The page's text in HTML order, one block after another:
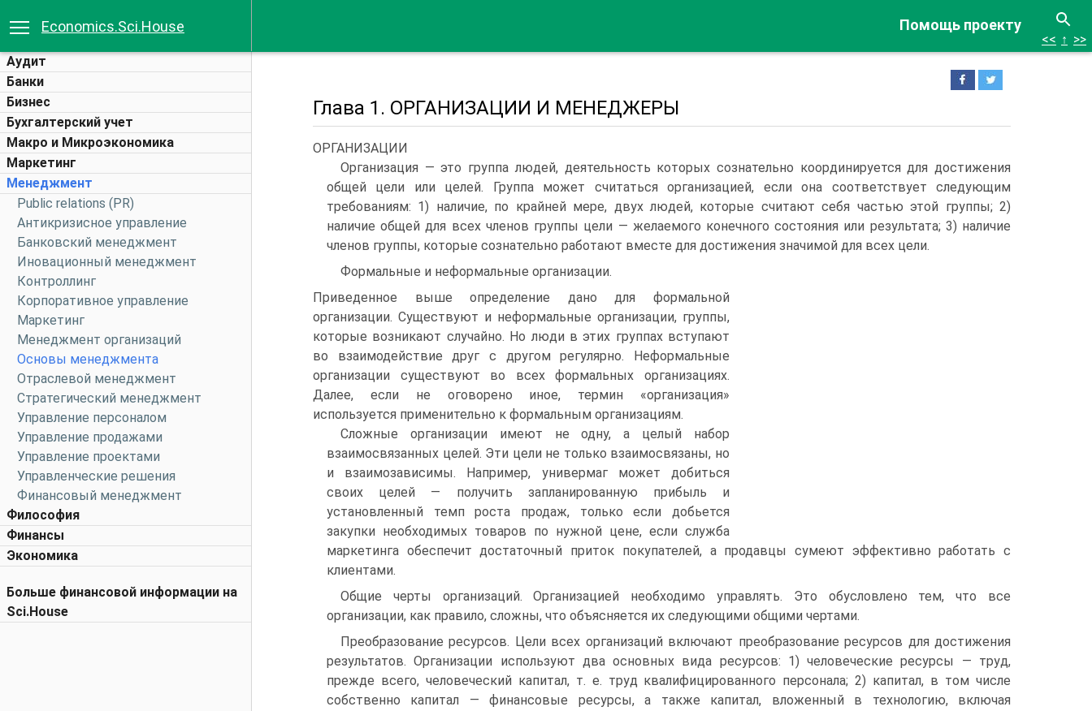
Помощь проекту
Economics.Sci.House
Аудит
Банки
Бизнес
Бухгалтерский учет
Макро и Микроэкономика
Маркетинг
Менеджмент
Public relations (PR)
Антикризисное управление
Банковский менеджмент
Иновационный менеджмент
Контроллинг
Корпоративное управление
Маркетинг
Менеджмент организаций
Основы менеджмента
Отраслевой менеджмент
Стратегический менеджмент
Управление персоналом
Управление продажами
Управление проектами
Управленческие решения
Финансовый менеджмент
Философия
Финансы
Экономика
Больше финансовой информации на
Sci.House
<< ↑ >>
Глава 1. ОРГАНИЗАЦИИ И МЕНЕДЖЕРЫ
ОРГАНИЗАЦИИ
Организация — это группа людей, деятельность которых сознательно координируется для достижения
общей цели или целей. Группа может считаться организацией, если она соответствует следующим
требованиям: 1) наличие, по крайней мере, двух людей, которые считают себя частью этой группы; 2)
наличие общей для всех членов группы цели — желаемого конечного состояния или результата; 3) наличие
членов группы, которые сознательно работают вместе для достижения значимой для всех цели.
Формальные и неформальные организации.
Приведенное выше определение дано для формальной
организации. Существуют и неформальные организации, группы,
которые возникают случайно. Но люди в этих группах вступают
во взаимодействие друг с другом регулярно. Неформальные
организации существуют во всех формальных организациях.
Далее, если не оговорено иное, термин «организация»
используется применительно к формальным организациям.
Сложные организации имеют не одну, а целый набор
взаимосвязанных целей. Эти цели не только взаимосвязаны, но
и взаимозависимы. Например, универмаг может добиться
своих целей — получить запланированную прибыль и
установленный темп роста продаж, только если добьется
закупки необходимых товаров по нужной цене, если служба
маркетинга обеспечит достаточный приток покупателей, а продавцы сумеют эффективно работать с
клиентами.
Общие черты организаций. Организацией необходимо управлять. Это обусловлено тем, что все
организации, как правило, сложны, что объясняется их следующими общими чертами.
Преобразование ресурсов. Цели всех организаций включают преобразование ресурсов для достижения
результатов. Организации используют два основных вида ресурсов: 1) человеческие ресурсы — труд,
прежде всего, человеческий капитал, т. е. труд квалифицированного персонала; 2) капитал, в том числе
собственно капитал — финансовые ресурсы, а также капитал, вложенный в технологию, включая